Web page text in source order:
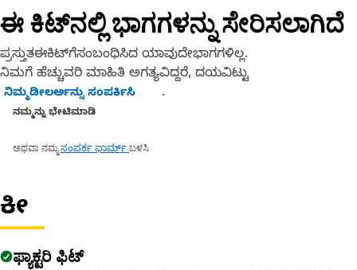
ಈ ಕಿಟ್‌ನಲ್ಲಿ ಭಾಗಗಳನ್ನು ಸೇರಿಸಲಾಗಿದೆ
ಪ್ರಸ್ತುತಈಕಿಟ್‌ಗೆಸಂಬಂಧಿಸಿದ ಯಾವುದೇಭಾಗಗಳಿಲ್ಲ.
ನಿಮಗೆ ಹೆಚ್ಚುವರಿ ಮಾಹಿತಿ ಅಗತ್ಯವಿದ್ದರೆ, ದಯವಿಟ್ಟು
ನಿಮ್ಮಡೀಲರ್ಅನ್ನು ಸಂಪರ್ಕಿಸಿ
ನಮ್ಮನ್ನು ಭೇಟಿಮಾಡಿ
ಅಥವಾ ನಮ್ಮಸಂಪರ್ಕ ಫಾರ್ಮ್ಬಳಸಿ
.
ಕೀ
ಫ್ಯಾಕ್ಟರಿ ಫಿಟ್